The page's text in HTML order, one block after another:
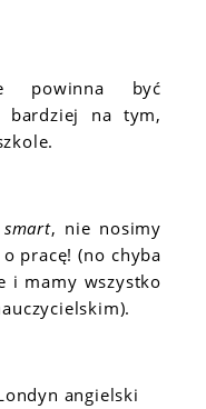
powinna być
bardziej na tym,
smart, nie nosimy
pracę! (no chyba
i mamy wszystko